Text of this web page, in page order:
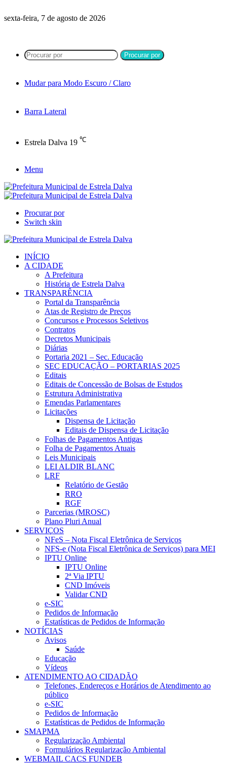
sexta-feira, 7 de agosto de 2026
Procurar por
Mudar para Modo Escuro / Claro
Barra Lateral
Estrela Dalva 19 ℃
Menu
Procurar por
Switch skin
INÍCIO
A CIDADE
A Prefeitura
História de Estrela Dalva
TRANSPARÊNCIA
Portal da Transparência
Atas de Registro de Preços
Concursos e Processos Seletivos
Contratos
Decretos Municipais
Diárias
Portaria 2021 – Sec. Educação
SEC EDUCAÇÃO – PORTARIAS 2025
Editais
Editais de Concessão de Bolsas de Estudos
Estrutura Administrativa
Emendas Parlamentares
Licitações
Dispensa de Licitação
Editais de Dispensa de Licitação
Folhas de Pagamentos Antigas
Folha de Pagamentos Atuais
Leis Municipais
LEI ALDIR BLANC
LRF
Relatório de Gestão
RRO
RGF
Parcerias (MROSC)
Plano Pluri Anual
SERVIÇOS
NFeS – Nota Fiscal Eletrônica de Serviços
NFS-e (Nota Fiscal Eletrônica de Serviços) para MEI
IPTU Online
IPTU Online
2ª Via IPTU
CND Imóveis
Validar CND
e-SIC
Pedidos de Informação
Estatísticas de Pedidos de Informação
NOTÍCIAS
Avisos
Saúde
Educação
Vídeos
ATENDIMENTO AO CIDADÃO
Telefones, Endereços e Horários de Atendimento ao
público
e-SIC
Pedidos de Informação
Estatísticas de Pedidos de Informação
SMAPMA
Regularização Ambiental
Formulários Regularização Ambiental
WEBMAIL CACS FUNDEB